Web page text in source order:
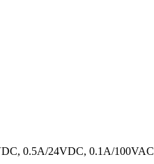
0.5A/24VDC, 0.1A/100VAC